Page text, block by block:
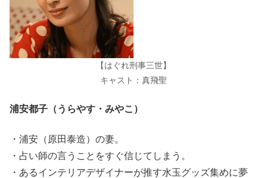
【はぐれ刑事三世】
キャスト：真飛聖
浦安都子（うらやす・みやこ）
・浦安（原田泰造）の妻。
・占い師の言うことをすぐ信じてしまう。
・あるインテリアデザイナーが推す水玉グッズ集めに夢